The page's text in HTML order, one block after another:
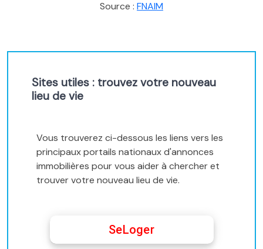
Source : FNAIM
Sites utiles : trouvez votre nouveau
lieu de vie
Vous trouverez ci-dessous les liens vers les
principaux portails nationaux d'annonces
immobilières pour vous aider à chercher et
trouver votre nouveau lieu de vie.
SeLoger